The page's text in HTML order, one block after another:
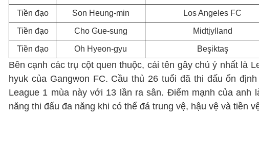
Tiền đạo Son Heung-min Los Angeles FC
Tiền đạo Cho Gue-sung Midtjylland
Tiền đạo Oh Hyeon-gyu Beşiktaş
Bên cạnh các trụ cột quen thuộc, cái tên gây chú ý nhất là
hyuk của Gangwon FC. Cầu thủ 26 tuổi đã thi đấu ổn
League 1 mùa này với 13 lần ra sân. Điểm mạnh của anh
năng thi đấu đa năng khi có thể đá trung vệ, hậu vệ và tiền